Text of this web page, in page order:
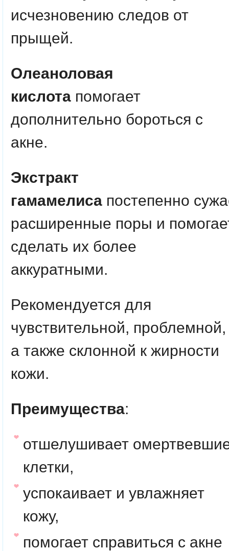
исчезновению следов от
прыщей.
Олеаноловая
кислота помогает
дополнительно бороться с
акне.
Экстракт
гамамелиса постепенно
расширенные поры и
сделать их более
аккуратными.
Рекомендуется для
чувствительной, проблемной,
а также склонной к жирности
кожи.
Преимущества:
отшелушивает
клетки,
успокаивает и увлажняет
кожу,
помогает справиться с акне